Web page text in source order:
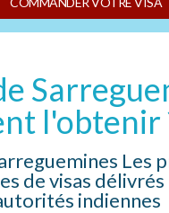
l'obtenir
Les
de visas délivrés
indiennes